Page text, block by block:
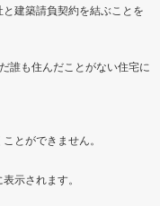
建築請負契約を結ぶことを
誰も住んだことがない住宅に
とができません。
示されます。